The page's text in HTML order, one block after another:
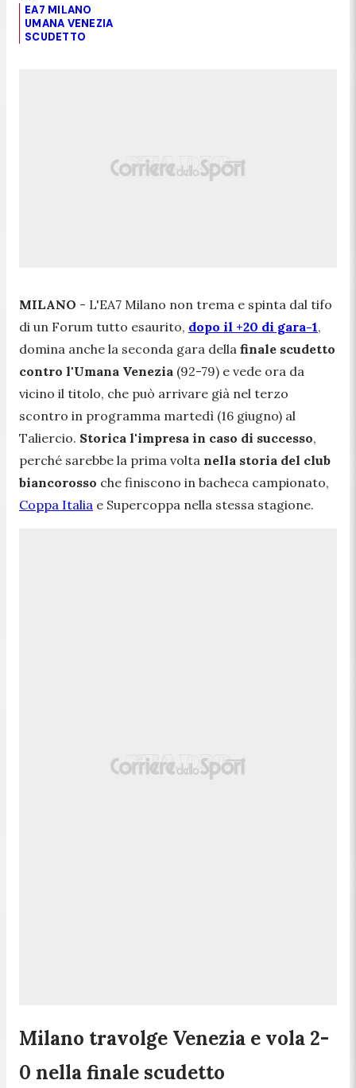
EA7 MILANO
UMANA VENEZIA
SCUDETTO
MILANO - L'EA7 Milano non trema e spinta dal tifo
di un Forum tutto esaurito, dopo il +20 di gara-1,
domina anche la seconda gara della finale scudetto
contro l'Umana Venezia (92-79) e vede ora da
vicino il titolo, che può arrivare già nel terzo
scontro in programma martedì (16 giugno) al
Taliercio. Storica l'impresa in caso di successo,
perché sarebbe la prima volta nella storia del club
biancorosso che finiscono in bacheca campionato,
Coppa Italia e Supercoppa nella stessa stagione.
Milano travolge Venezia e vola 2-
0 nella finale scudetto